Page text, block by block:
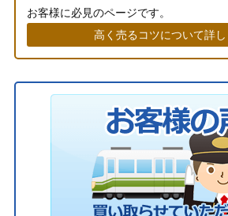
お客様に必見のページです。
高く売るコツについて詳